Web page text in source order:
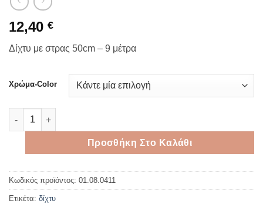
12,40 €
Δίχτυ με στρας 50cm – 9 μέτρα
Χρώμα-Color
Δίχτυ με στρας 50cm - 9 μέτρα ποσότητα
Προσθήκη Στο Καλάθι
Κωδικός προϊόντος: 01.08.0411
Ετικέτα: δίχτυ